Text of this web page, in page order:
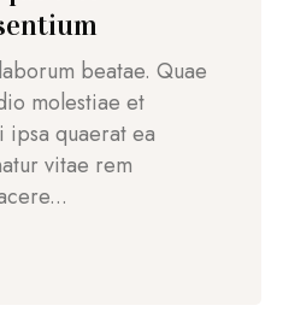
beatae. Quae
molestiae et
quaerat ea
vitae rem